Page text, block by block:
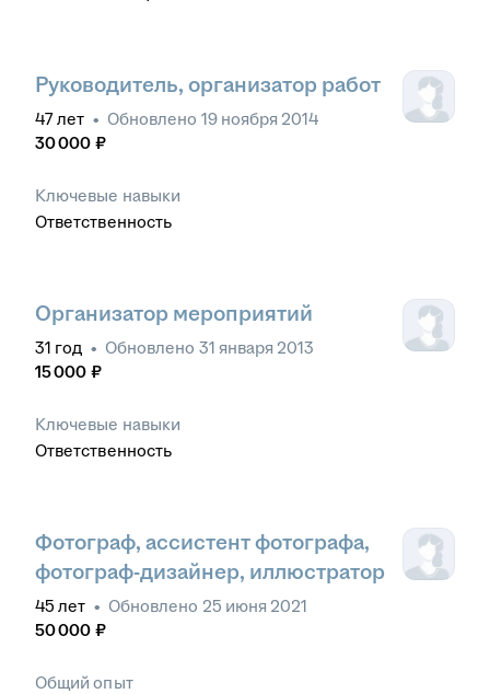
Руководитель, организатор работ
47лет • Обновлено 19 ноября 2014
30 000 ₽
Ключевые навыки
Ответственность
Организатор мероприятий
31 год • Обновлено 31 января 2013
15 000 ₽
Ключевые навыки
Ответственность
Фотограф, ассистент фотографа,
фотограф-дизайнер, иллюстратор
45 лет • Обновлено 25 июня 2021
50 000 ₽
Общий опыт